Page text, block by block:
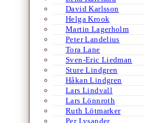
David Karlsson
Helga Krook
Martin Lagerholm
Peter Landelius
Tora Lane
Sven-Eric Liedman
Sture Lindgren
Håkan Lindgren
Lars Lindvall
Lars Lönnroth
Ruth Lötmarker
Per Lysander